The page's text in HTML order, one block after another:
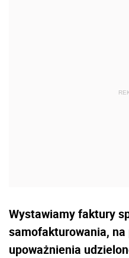
Wystawiamy faktury
samofakturowania,
upoważnienia